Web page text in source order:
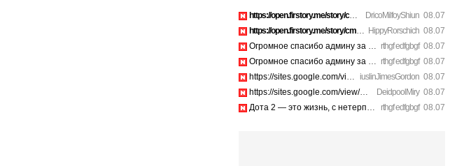
DricoMilfoyShiun 08.07
https://open.firstory.me/story/cmsiozsiy17o601yk4yp1bpeu htt…
HippyRorschich 08.07
https://open.firstory.me/story/cmsiqkyx2175p01xi1dox23a6 htt…
rthgf edfgbgf 08.07
Огромное спасибо админу за подробный гайд по билетам. https:…
rthgf edfgbgf 08.07
Огромное спасибо админу за подробный гайд по билетам. https:…
iuslinJimesGordon 08.07
https://sites.google.com/view/avira-supp0rt-chat-suppo8ifu h…
DeidpoolMiry 08.07
https://sites.google.com/view/mcafee-suppore01ss/home https:…
rthgf edfgbgf 08.07
Дота 2 — это жизнь, с нетерпением ждем старта турнира! https…